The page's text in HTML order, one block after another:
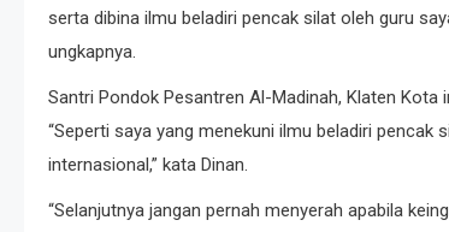
serta dibina ilmu beladiri pencak silat oleh guru
ungkapnya.
Santri Pondok Pesantren Al-Madinah, Klaten Kota
“Seperti saya yang menekuni ilmu beladiri
internasional,” kata Dinan.
“Selanjutnya jangan pernah menyerah apabila